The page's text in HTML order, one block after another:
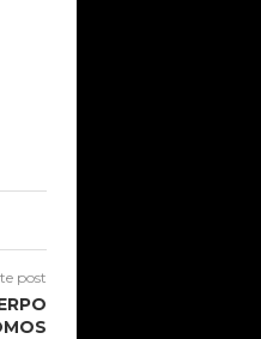
post